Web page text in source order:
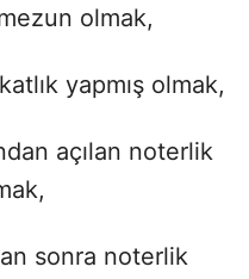
olmak,
yapmış olmak,
açılan noterlik
sonra noterlik